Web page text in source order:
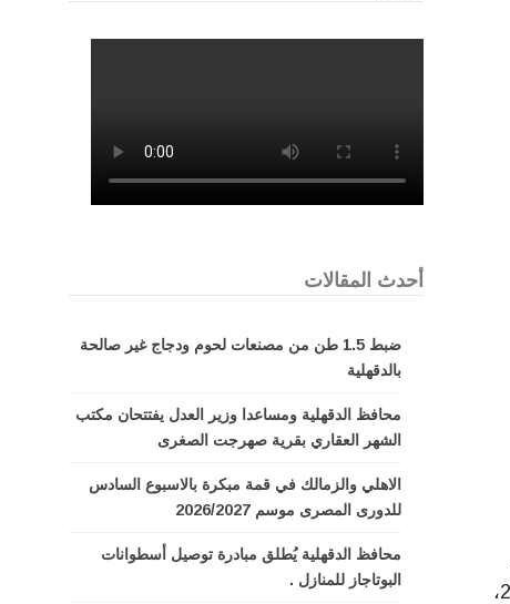
الثانوية العامة 2024 السبت الماضى من الشهر الجارى، لذا يتسائل الطلاب عن موعد ظهور نتيجة الثانوية العامة 2024،
أحدث المقالات
ضبط 1.5 طن من مصنعات لحوم ودجاج غير صالحة
بالدقهلية
محافظ الدقهلية ومساعدا وزير العدل يفتتحان مكتب
الشهر العقاري بقرية صهرجت الصغرى
الاهلي والزمالك في قمة مبكرة بالاسبوع السادس
للدورى المصرى موسم 2026/2027
محافظ الدقهلية يُطلق مبادرة توصيل أسطوانات
البوتاجاز للمنازل .